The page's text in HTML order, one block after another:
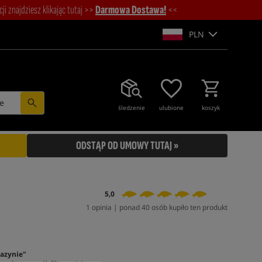
znajdziesz klikając tutaj >>Darmowa Dostawa! <<
PLN
śledzenie ulubione koszyk
ODSTĄP OD UMOWY TUTAJ »
5,0
1 opinia | ponad 40 osób kupiło ten produkt